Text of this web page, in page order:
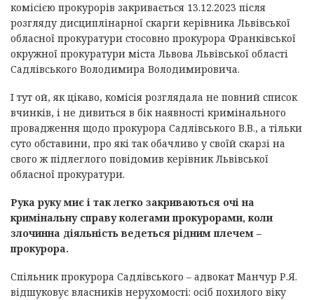
комісією прокурорів закривається 13.12.2023 після
розгляду дисциплінарної скарги керівника Львівської
обласної прокуратури стосовно прокурора Франківської
окружної прокуратури міста Львова Львівської області
Садлівського Володимира Володимировича.
І тут ой, як цікаво, комісія розглядала не повний список
вчинків, і не дивиться в бік наявності кримінального
провадження щодо прокурора Садлівського В.В., а тільки
суто обставини, про які так обачливо у своїй скарзі на
свого ж підлеглого повідомив керівник Львівської
обласної прокуратури.
Рука руку миє і так легко закриваються очі на
кримінальну справу колегами прокурорами, коли
злочинна діяльність ведеться рідним плечем –
прокурора.
Спільник прокурора Садлівського – адвокат Манчур Р.Я.
відшуковує власників нерухомості: осіб похилого віку